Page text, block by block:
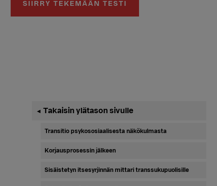
SIIRRY TEKEMÄÄN TESTI
Ensisijainen
sivupalkki
◄ Takaisin ylätason sivulle
Transitio psykososiaalisesta näkökulmasta
Korjausprosessin jälkeen
Sisäistetyn itsesyrjinnän mittari transsukupuolisille